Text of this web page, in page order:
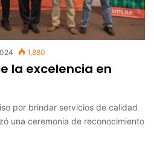
1,880
la excelencia en
por brindar servicios de calidad
una ceremonia de reconocimiento